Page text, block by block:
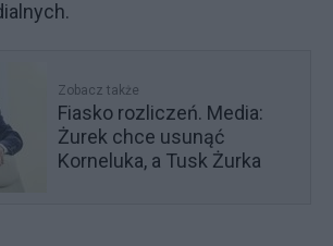
Zobacz także
Fiasko rozliczeń. Media:
Żurek chce usunąć
Korneluka, a Tusk Żurka